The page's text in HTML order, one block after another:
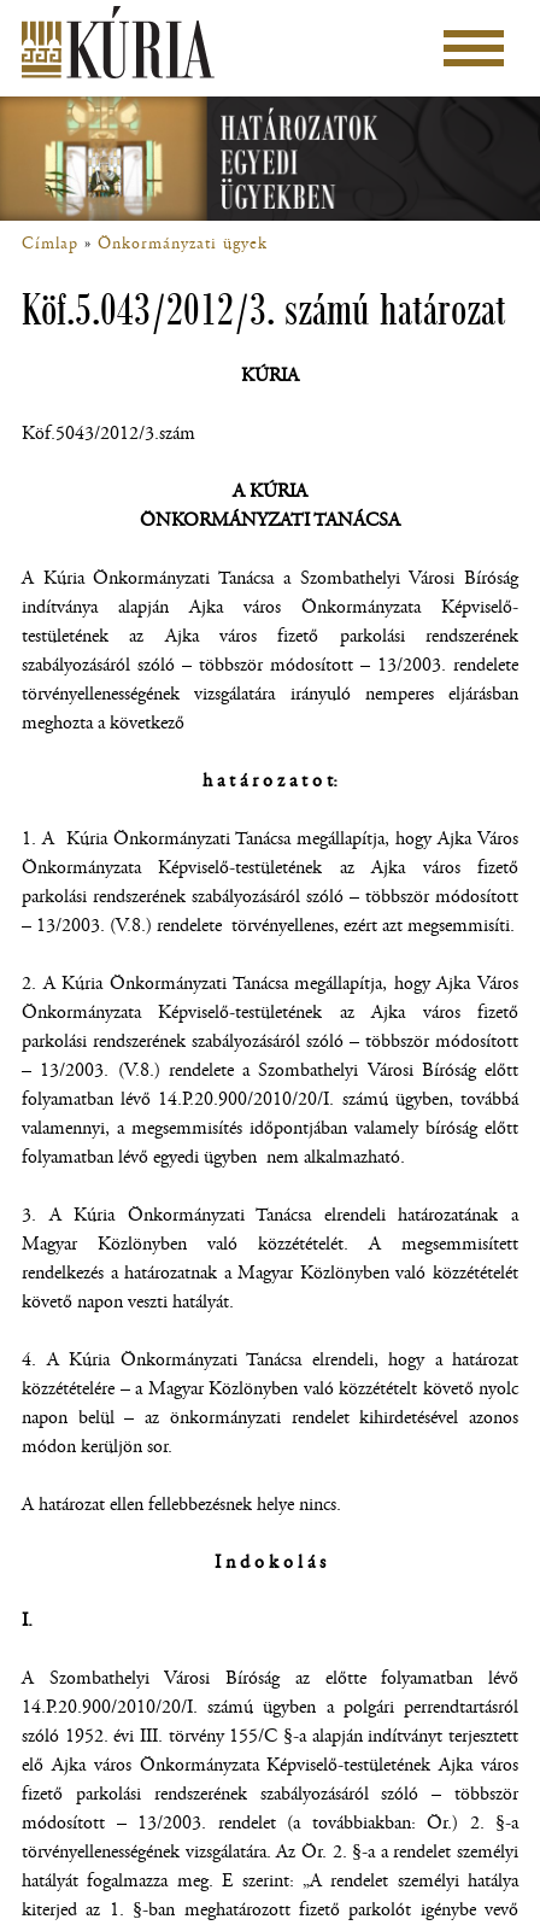
tartalomra
Főmenü
Címlap Önkormányzati ügyek
Köf.5.043/2012/3. számú határozat
KÚRIA
Köf.5043/2012/3.szám
A KÚRIA
ÖNKORMÁNYZATI TANÁCSA
A Kúria Önkormányzati Tanácsa a Szombathelyi Városi Bíróság
indítványa alapján Ajka város Önkormányzata Képviselő-
testületének az Ajka város fizető parkolási rendszerének
szabályozásáról szóló – többször módosított – 13/2003. rendelete
törvényellenességének vizsgálatára irányuló nemperes eljárásban
meghozta a következő
h a t á r o z a t o t:
1. A Kúria Önkormányzati Tanácsa megállapítja, hogy Ajka Város
Önkormányzata Képviselő-testületének az Ajka város fizető
parkolási rendszerének szabályozásáról szóló – többször módosított
– 13/2003. (V.8.) rendelete törvényellenes, ezért azt megsemmisíti.
2. A Kúria Önkormányzati Tanácsa megállapítja, hogy Ajka Város
Önkormányzata Képviselő-testületének az Ajka város fizető
parkolási rendszerének szabályozásáról szóló – többször módosított
– 13/2003. (V.8.) rendelete a Szombathelyi Városi Bíróság előtt
folyamatban lévő 14.P.20.900/2010/20/I. számú ügyben, továbbá
valamennyi, a megsemmisítés időpontjában valamely bíróság előtt
folyamatban lévő egyedi ügyben nem alkalmazható.
3. A Kúria Önkormányzati Tanácsa elrendeli határozatának a
Magyar Közlönyben való közzétételét. A megsemmisített
rendelkezés a határozatnak a Magyar Közlönyben való közzétételét
követő napon veszti hatályát.
4. A Kúria Önkormányzati Tanácsa elrendeli, hogy a határozat
közzétételére – a Magyar Közlönyben való közzétételt követő nyolc
napon belül – az önkormányzati rendelet kihirdetésével azonos
módon kerüljön sor.
A határozat ellen fellebbezésnek helye nincs.
I n d o k o l á s
I.
A Szombathelyi Városi Bíróság az előtte folyamatban lévő
14.P.20.900/2010/20/I. számú ügyben a polgári perrendtartásról
szóló 1952. évi III. törvény 155/C §-a alapján indítványt terjesztett
elő Ajka város Önkormányzata Képviselő-testületének Ajka város
fizető parkolási rendszerének szabályozásáról szóló – többször
módosított – 13/2003. rendelet (a továbbiakban: Ör.) 2. §-a
törvényellenességének vizsgálatára. Az Ör. 2. §-a a rendelet személyi
hatályát fogalmazza meg. E szerint: „A rendelet személyi hatálya
kiterjed az 1. §-ban meghatározott fizető parkolót igénybe vevő